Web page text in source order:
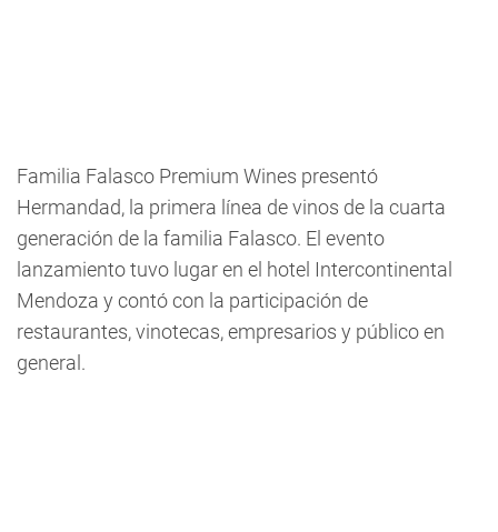
Familia Falasco Premium Wines presentó
Hermandad, la primera línea de vinos de la cuarta
generación de la familia Falasco. El evento
lanzamiento tuvo lugar en el hotel Intercontinental
Mendoza y contó con la participación de
restaurantes, vinotecas, empresarios y público en
general.